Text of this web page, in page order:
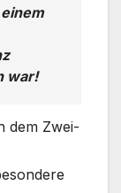
war!
dem Zwei-